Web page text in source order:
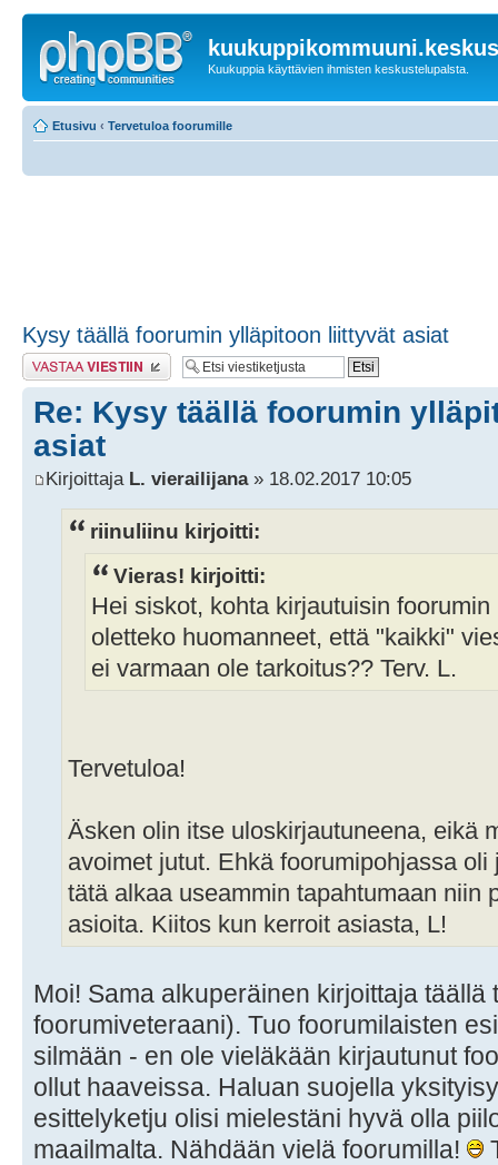
Kuukuppia käyttävien ihmisten keskustelupalsta.
Etusivu ‹ Tervetuloa foorumille
Kysy täällä foorumin ylläpitoon liittyvät asiat
Lähetä vastaus
Re: Kysy täällä foorumin
asiat
Kirjoittaja L. vierailijana» 18.02.2017 10:05
riinuliinu kirjoitti:
Vieras! kirjoitti:
Hei siskot, kohta kirjautuisin
oletteko huomanneet, että "kaikki"
ei varmaan ole tarkoitus?? Terv. L.
Tervetuloa!
Äsken olin itse uloskirjautuneena, eikä
avoimet jutut. Ehkä foorumipohjassa
tätä alkaa useammin tapahtumaan niin
asioita. Kiitos kun kerroit asiasta, L!
Moi! Sama alkuperäinen kirjoittaja täällä
foorumiveteraani). Tuo foorumilaisten
silmään - en ole vieläkään kirjautunut
ollut haaveissa. Haluan suojella
esittelyketju olisi mielestäni hyvä olla
maailmalta. Nähdään vielä foorumilla!